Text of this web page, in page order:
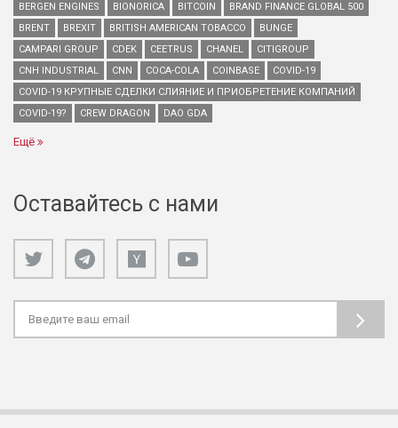
BERGEN ENGINES
BIONORICA BITCOIN
BRAND FINANCE GLOBAL 500
BRENT
BREXIT BRITISH AMERICAN TOBACCO
BUNGE
CAMPARI GROUP
CDEK CEETRUS CHANEL
CITIGROUP
CNH INDUSTRIAL
CNN COCA-COLA COINBASE
COVID-19
COVID-19 КРУПНЫЕ СДЕЛКИ СЛИЯНИЕ И ПРИОБРЕТЕНИЕ КОМПАНИЙ
COVID-19?
CREW DRAGON DAO GDA
Ещё
Оставайтесь с нами